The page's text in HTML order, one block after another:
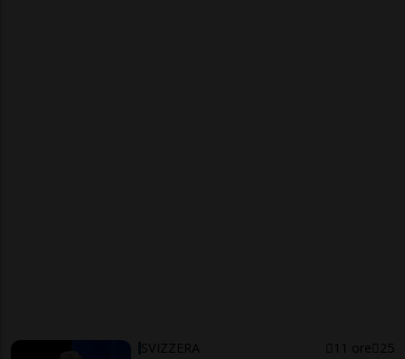
SVIZZERA 11 ore 25